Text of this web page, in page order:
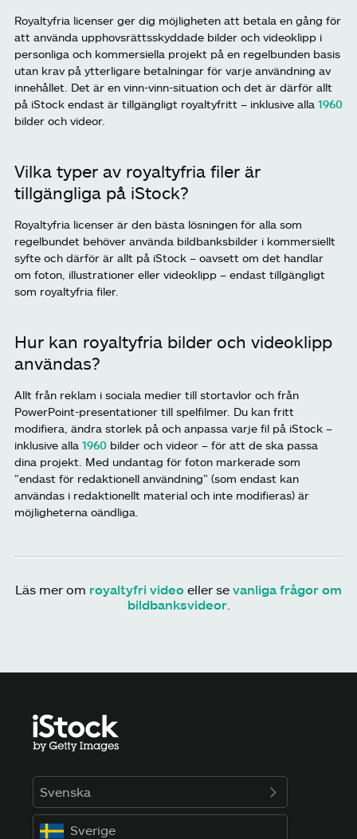
Royaltyfria licenser ger dig möjligheten att betala en gång för
att använda upphovsrättsskyddade bilder och videoklipp i
personliga och kommersiella projekt på en regelbunden basis
utan krav på ytterligare betalningar för varje användning av
innehållet. Det är en vinn-vinn-situation och det är därför allt
på iStock endast är tillgängligt royaltyfritt – inklusive alla 1960
bilder och videor.
Vilka typer av royaltyfria filer är
tillgängliga på iStock?
Royaltyfria licenser är den bästa lösningen för alla som
regelbundet behöver använda bildbanksbilder i kommersiellt
syfte och därför är allt på iStock – oavsett om det handlar
om foton, illustrationer eller videoklipp – endast tillgängligt
som royaltyfria filer.
Hur kan royaltyfria bilder och videoklipp
användas?
Allt från reklam i sociala medier till stortavlor och från
PowerPoint-presentationer till spelfilmer. Du kan fritt
modifiera, ändra storlek på och anpassa varje fil på iStock –
inklusive alla 1960 bilder och videor – för att de ska passa
dina projekt. Med undantag för foton markerade som
”endast för redaktionell användning” (som endast kan
användas i redaktionellt material och inte modifieras) är
möjligheterna oändliga.
Läs mer om royaltyfri video eller se vanliga frågor om
bildbanksvideor.
Svenska
Sverige